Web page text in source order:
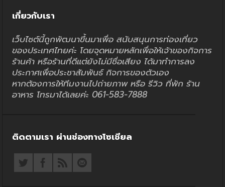
เกี่ยวกับเรา
เว็บไซต์นี้ถูกพัฒนาขึ้นมาเพื่อ สนับสนุนการท่องเที่ยว
ของประเทศไทยค่ะ โดยจุดหมายหลักเพื่อให้เจ้าของกิจการ
ร้านค้า หรือร้านที่ดีแต่ยังไม่มีชื่อเสียง ได้มาทำการลง
ประกาศเพื่อประชาสัมพันธ์ กิจการของตัวเอง
หากต้องการให้ทีมงานไปถ่ายภาพ หรือ รีวิว ที่พัก ร้าน
อาหาร โทรมาได้เลยค่ะ 061-583-7888
ติดตามเรา ผ่านช่องทางโซเชียล